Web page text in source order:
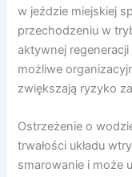
w jeździe miejskiej
przechodzeniu w
aktywnej
możliwe
zwiększają ryzyko
Ostrzeżenie o
trwałości układu
smarowanie i może